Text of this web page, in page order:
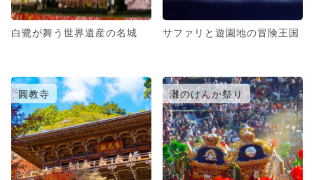
白鷺が舞う世界遺産の名城 サファリと遊園地の冒険王国
圓教寺 灘のけんか祭り